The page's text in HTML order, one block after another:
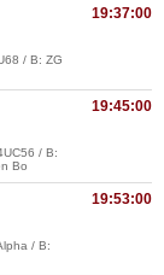
19:37:00
/ B: ZG
19:45:00
/ B:
Bo
19:53:00
/ B: